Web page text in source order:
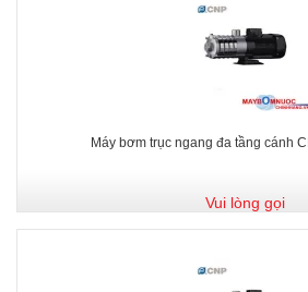
Máy bơm trục ngang đa tầng cánh
Vui lòng gọi